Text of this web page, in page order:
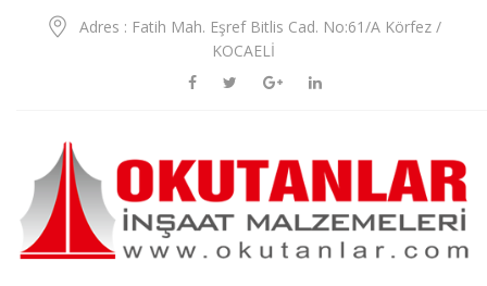
Adres : Fatih Mah. Eşref Bitlis Cad. No:61/A Körfez /
KOCAELİ